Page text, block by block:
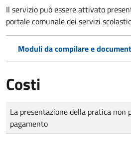
Il servizio può essere attivato
portale comunale dei servizi
Moduli da compilare e
Costi
Tipo di pagamento
Importo
La presentazione della pratica non
pagamento